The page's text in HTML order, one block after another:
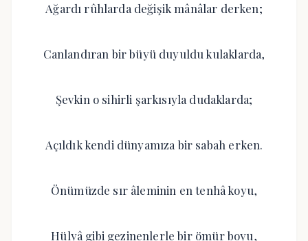
Ağardı rûhlarda değişik mânâlar derken;
Canlandıran bir büyü duyuldu kulaklarda,
Şevkin o sihirli şarkısıyla dudaklarda;
Açıldık kendi dünyamıza bir sabah erken.
Önümüzde sır âleminin en tenhâ koyu,
Hülyâ gibi gezinenlerle bir ömür boyu,